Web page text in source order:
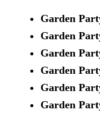
Garden
Garden
Garden
Garden
Garden
Garden